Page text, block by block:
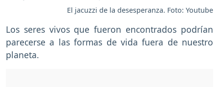
El jacuzzi de la desesperanza. Foto: Youtube
Los seres vivos que fueron encontrados podrían
parecerse a las formas de vida fuera de nuestro
planeta.